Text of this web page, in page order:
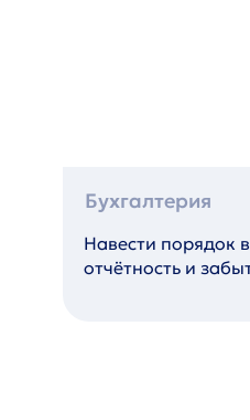
Бухгалтерия
Навести порядок
отчётность и